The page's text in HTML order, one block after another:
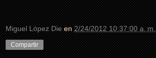
Miguel López Die en2/24/2012 10:37:00 a. m.
Compartir